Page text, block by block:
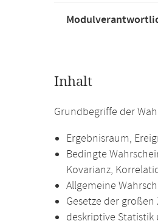
Inhalt
Grundbegriffe der
Ergebnisraum,
Bedingte
Kovarianz,
Allgemeine
Gesetze der
deskriptive